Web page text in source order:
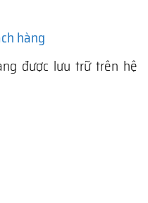
hàng
được lưu trữ trên hệ